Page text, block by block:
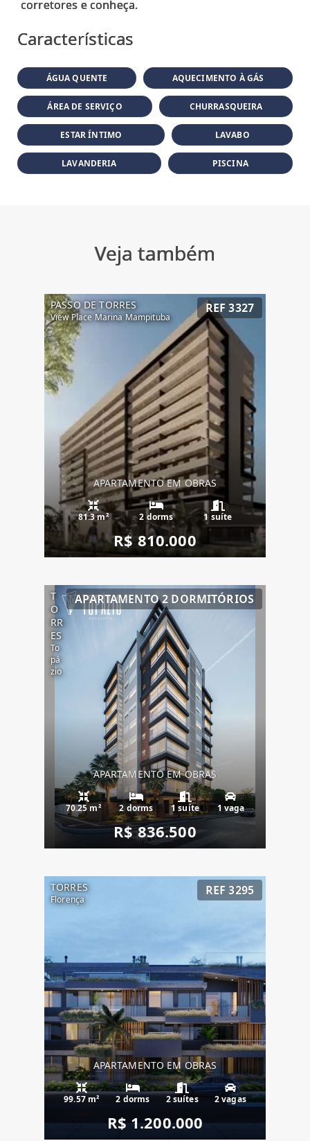
Características
ÁGUA QUENTE AQUECIMENTO À GÁS
ÁREA DE SERVIÇO CHURRASQUEIRA
ESTAR ÍNTIMO LAVABO
LAVANDERIA PISCINA
Veja também
PASSO DE TORRES
View Place Marina Mampituba
REF 3327
APARTAMENTO EM OBRAS
81.3 m² 2 dorms 1 suíte
R$ 810.000
T
O
RR
ES
To
pá
zio
APARTAMENTO 2 DORMITÓRIOS
APARTAMENTO EM OBRAS
70.25 m² 2 dorms 1 suíte 1 vaga
R$ 836.500
TORRES
Florença
REF 3295
APARTAMENTO EM OBRAS
99.57 m² 2 dorms 2 suítes 2 vagas
R$ 1.200.000